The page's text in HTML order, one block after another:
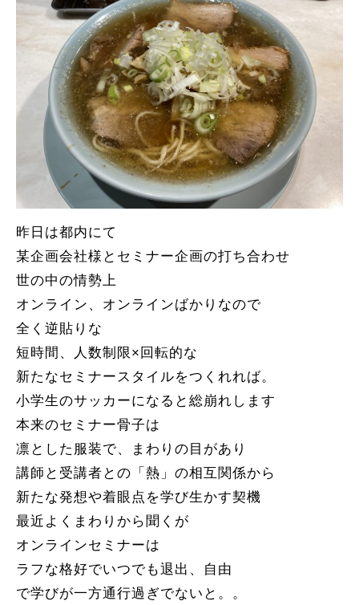
昨日は都内にて
某企画会社様とセミナー企画の打ち合わせ
世の中の情勢上
オンライン、オンラインばかりなので
全く逆貼りな
短時間、人数制限×回転的な
新たなセミナースタイルをつくれれば。
小学生のサッカーになると総崩れします
本来のセミナー骨子は
凛とした服装で、まわりの目があり
講師と受講者との「熱」の相互関係から
新たな発想や着眼点を学び生かす契機
最近よくまわりから聞くが
オンラインセミナーは
ラフな格好でいつでも退出、自由
で学びが一方通行過ぎでないと。。